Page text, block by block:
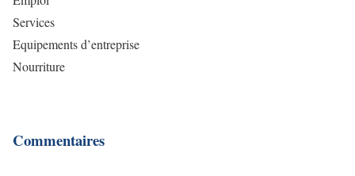
Services
Equipements d’entreprise
Nourriture
Commentaires